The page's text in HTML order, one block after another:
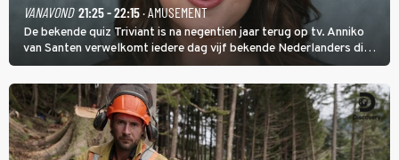
VANAVOND 21:25 - 22:15· AMUSEMENT
De bekende quiz Triviant is na negentien jaar terug op tv. Anniko
van Santen verwelkomt iedere dag vijf bekende Nederlanders die
vragen beantwoorden in verschillende categorieën. De beste
speler gaat direct door naar de finaleweek.